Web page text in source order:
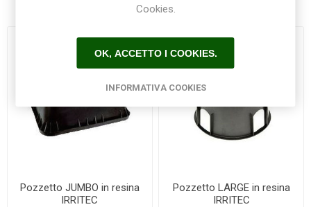
Pozzetto JUMBO in resina
IRRITEC
Pozzetto LARGE in resina
IRRITEC
Cookies.
OK, ACCETTO I COOKIES.
INFORMATIVA COOKIES